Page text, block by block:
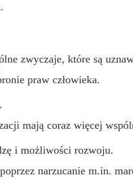
zwyczaje, które są
praw człowieka.
mają coraz więcej
i możliwości rozwoju.
narzucanie m.in.